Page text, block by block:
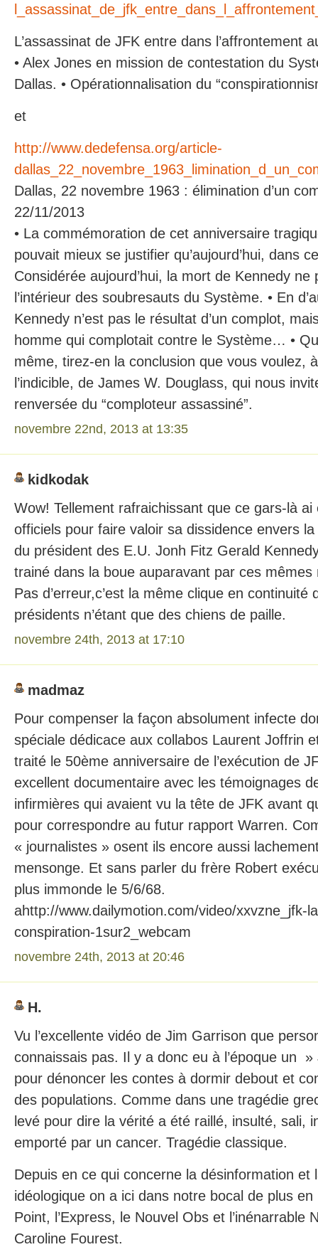
L’assassinat de JFK entre dans l’affrontement
• Alex Jones en mission de contestation du
Dallas. • Opérationnalisation du
et
http://www.dedefensa.org/article-
Dallas, 22 novembre 1963 : élimination d’un
22/11/2013
• La commémoration de cet anniversaire
pouvait mieux se justifier qu’aujourd’hui, dans
Considérée aujourd’hui, la mort de Kennedy ne
l’intérieur des soubresauts du Système. • En
Kennedy n’est pas le résultat d’un complot,
homme qui complotait contre le Système… •
même, tirez-en la conclusion que vous voulez,
l’indicible, de James W. Douglass, qui nous
renversée du “comploteur assassiné”.
novembre 22nd, 2013 at 13:35
kidkodak
Wow! Tellement rafraichissant que ce gars-là
officiels pour faire valoir sa dissidence envers la
du président des E.U. Jonh Fitz Gerald
trainé dans la boue auparavant par ces mêmes
Pas d’erreur,c’est la même clique en continuité
présidents n’étant que des chiens de paille.
novembre 24th, 2013 at 17:10
madmaz
Pour compenser la façon absolument infecte
spéciale dédicace aux collabos Laurent Joffrin
traité le 50ème anniversaire de l’exécution de
excellent documentaire avec les témoignages
infirmières qui avaient vu la tête de JFK avant
pour correspondre au futur rapport Warren.
« journalistes » osent ils encore aussi
mensonge. Et sans parler du frère Robert
plus immonde le 5/6/68.
ahttp://www.dailymotion.com/video/xxvzne_jfk-
conspiration-1sur2_webcam
novembre 24th, 2013 at 20:46
H.
Vu l’excellente vidéo de Jim Garrison que
connaissais pas. Il y a donc eu à l’époque un
pour dénoncer les contes à dormir debout et
des populations. Comme dans une tragédie
levé pour dire la vérité a été raillé, insulté, sali,
emporté par un cancer. Tragédie classique.
Depuis en ce qui concerne la désinformation et
idéologique on a ici dans notre bocal de plus
Point, l’Express, le Nouvel Obs et l’inénarrable
Caroline Fourest.